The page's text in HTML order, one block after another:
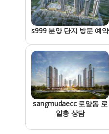
s999 분양 단지 방문 예약
sangmudaecc 로얄동 로
얄층 상담